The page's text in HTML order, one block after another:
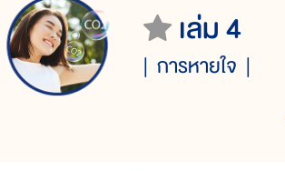
เล่ม 4
การหายใจ